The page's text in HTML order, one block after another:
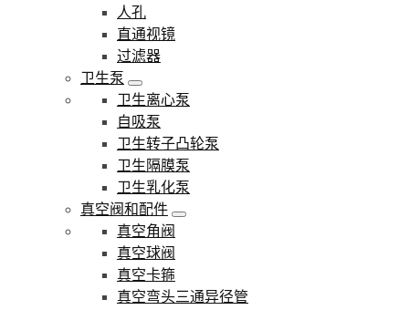
人孔
直通视镜
过滤器
卫生泵
卫生离心泵
自吸泵
卫生转子凸轮泵
卫生隔膜泵
卫生乳化泵
真空阀和配件
真空角阀
真空球阀
真空卡箍
真空弯头三通异径管